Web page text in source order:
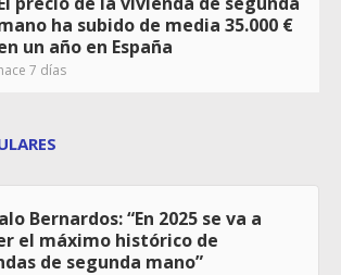
ha subido de media 35.000 €
un año en España
7 días
Bernardos: “En 2025 se va a
el máximo histórico de
de segunda mano”